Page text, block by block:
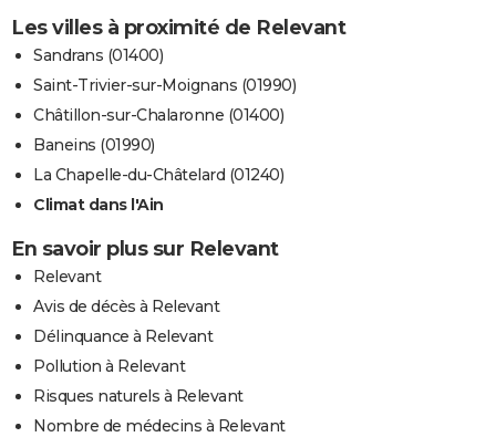
Les villes à proximité de Relevant
Sandrans (01400)
Saint-Trivier-sur-Moignans (01990)
Châtillon-sur-Chalaronne (01400)
Baneins (01990)
La Chapelle-du-Châtelard (01240)
Climat dans l'Ain
En savoir plus sur Relevant
Relevant
Avis de décès à Relevant
Délinquance à Relevant
Pollution à Relevant
Risques naturels à Relevant
Nombre de médecins à Relevant